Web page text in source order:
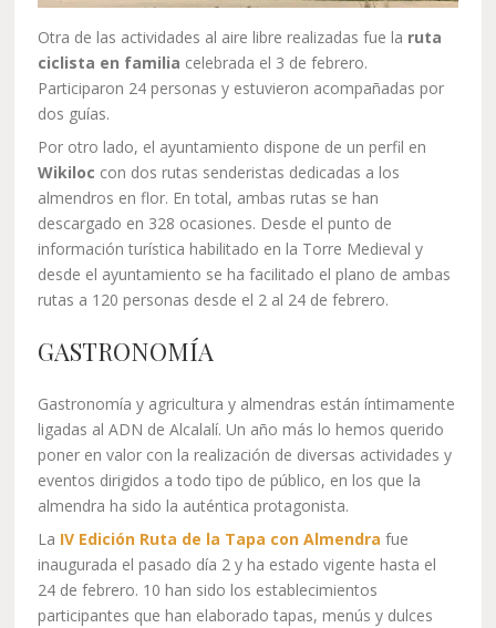
Otra de las actividades al aire libre realizadas fue la ruta
ciclista en familia celebrada el 3 de febrero.
Participaron 24 personas y estuvieron acompañadas por
dos guías.
Por otro lado, el ayuntamiento dispone de un perfil en
Wikiloc con dos rutas senderistas dedicadas a los
almendros en flor. En total, ambas rutas se han
descargado en 328 ocasiones. Desde el punto de
información turística habilitado en la Torre Medieval y
desde el ayuntamiento se ha facilitado el plano de ambas
rutas a 120 personas desde el 2 al 24 de febrero.
GASTRONOMÍA
Gastronomía y agricultura y almendras están íntimamente
ligadas al ADN de Alcalalí. Un año más lo hemos querido
poner en valor con la realización de diversas actividades y
eventos dirigidos a todo tipo de público, en los que la
almendra ha sido la auténtica protagonista.
La IV Edición Ruta de la Tapa con Almendra fue
inaugurada el pasado día 2 y ha estado vigente hasta el
24 de febrero. 10 han sido los establecimientos
participantes que han elaborado tapas, menús y dulces